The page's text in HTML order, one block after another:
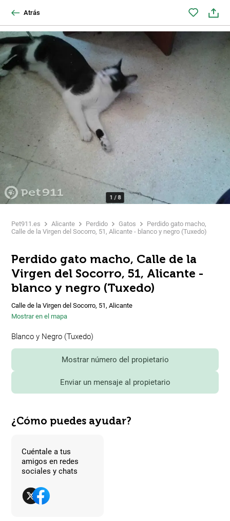
Atrás
1 /8
Pet911.es Alicante Perdido Gatos
Perdido gato macho,
Calle de la Virgen del Socorro, 51, Alicante - blanco y negro (Tuxedo)
Perdido gato macho, Calle de la
Virgen del Socorro, 51, Alicante -
blanco y negro (Tuxedo)
Calle de la Virgen del Socorro, 51, Alicante
Mostrar en el mapa
Blanco y Negro (Tuxedo)
Mostrar número del propietario
Enviar un mensaje al propietario
¿Cómo puedes ayudar?
Cuéntale a tus
amigos en redes
sociales y chats